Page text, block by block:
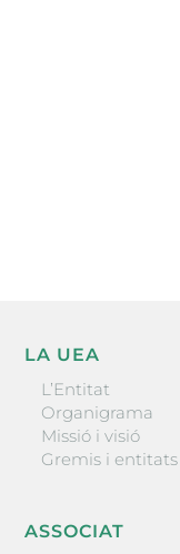
LA UEA
L’Entitat
Organigrama
Missió i visió
Gremis i entitats
ASSOCIAT